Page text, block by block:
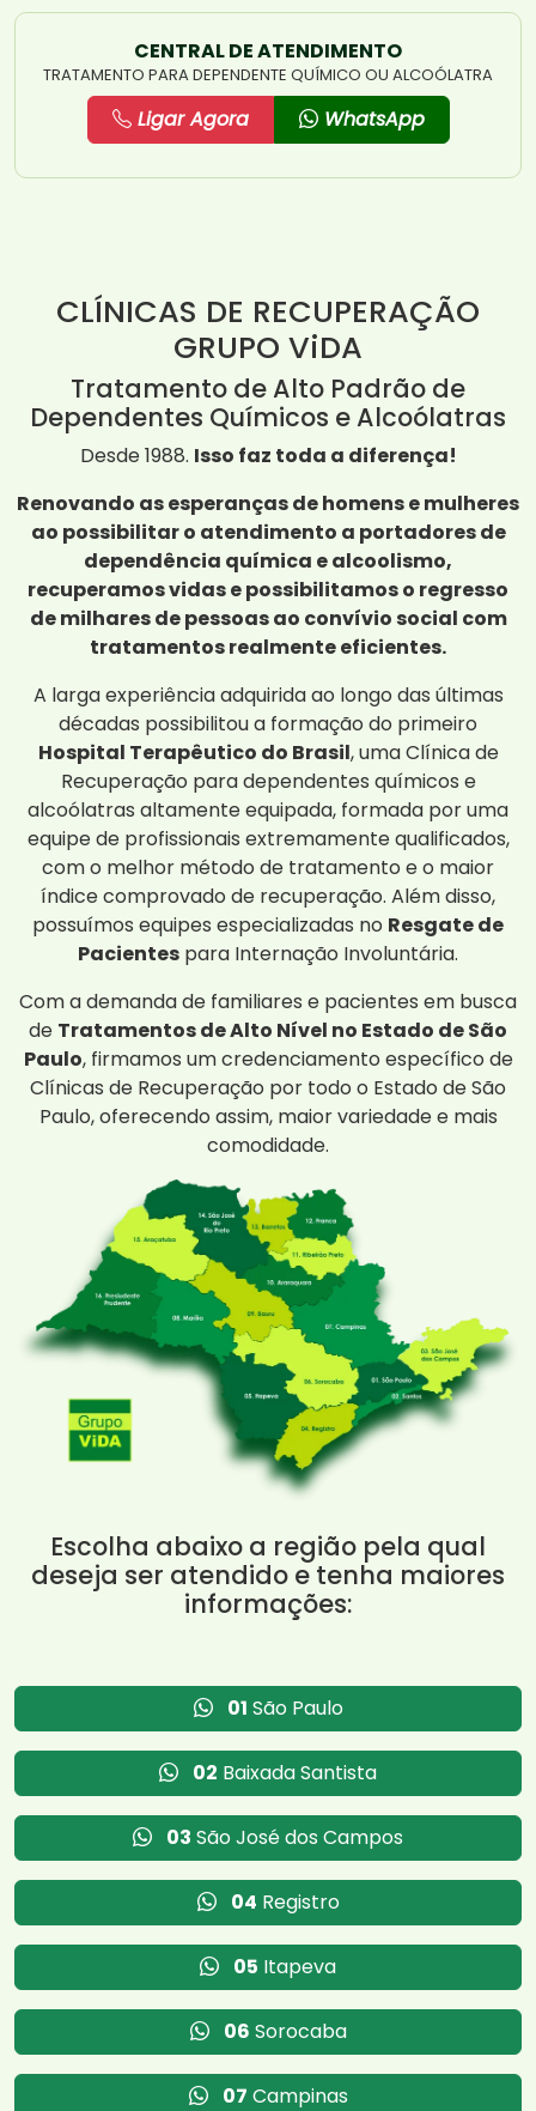
CENTRAL DE ATENDIMENTO
TRATAMENTO PARA DEPENDENTE QUÍMICO OU ALCOÓLATRA
Ligar Agora WhatsApp
CLÍNICAS DE RECUPERAÇÃO
GRUPO ViDA
Tratamento de Alto Padrão de
Dependentes Químicos e Alcoólatras
Desde 1988. Isso faz toda a diferença!
Renovando as esperanças de homens e mulheres
ao possibilitar o atendimento a portadores de
dependência química e alcoolismo,
recuperamos vidas e possibilitamos o regresso
de milhares de pessoas ao convívio social com
tratamentos realmente eficientes.
A larga experiência adquirida ao longo das últimas
décadas possibilitou a formação do primeiro
Hospital Terapêutico do Brasil, uma Clínica de
Recuperação para dependentes químicos e
alcoólatras altamente equipada, formada por uma
equipe de profissionais extremamente qualificados,
com o melhor método de tratamento e o maior
índice comprovado de recuperação. Além disso,
possuímos equipes especializadas no Resgate de
Pacientes para Internação Involuntária.
Com a demanda de familiares e pacientes em busca
de Tratamentos de Alto Nível no Estado de São
Paulo, firmamos um credenciamento específico de
Clínicas de Recuperação por todo o Estado de São
Paulo, oferecendo assim, maior variedade e mais
comodidade.
Escolha abaixo a região pela qual
deseja ser atendido e tenha maiores
informações:
01 São Paulo
02 Baixada Santista
03 São José dos Campos
04 Registro
05 Itapeva
06 Sorocaba
07 Campinas